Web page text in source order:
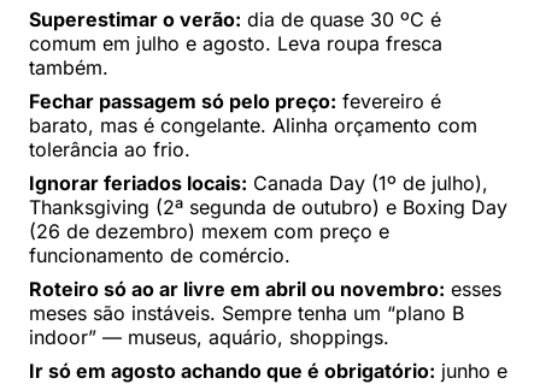
Superestimar o verão: dia de quase 30 ºC é
comum em julho e agosto. Leva roupa fresca
também.
Fechar passagem só pelo preço: fevereiro é
barato, mas é congelante. Alinha orçamento com
tolerância ao frio.
Ignorar feriados locais: Canada Day (1º de julho),
Thanksgiving (2ª segunda de outubro) e Boxing Day
(26 de dezembro) mexem com preço e
funcionamento de comércio.
Roteiro só ao ar livre em abril ou novembro: esses
meses são instáveis. Sempre tenha um “plano B
indoor” — museus, aquário, shoppings.
Ir só em agosto achando que é obrigatório: junho e